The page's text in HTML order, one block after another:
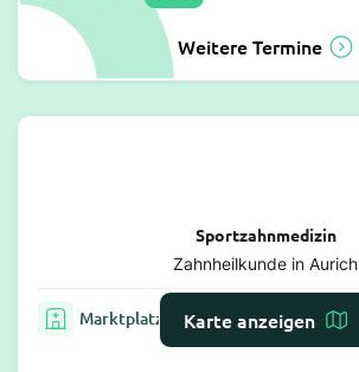
Weitere Termine
Sportzahnmedizin
Zahnheilkunde in Aurich
Marktplatz 10, 26603 Aurich
Karte anzeigen